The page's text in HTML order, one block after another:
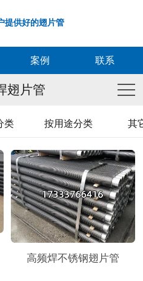
提供好的翅片管
案例 联系
翅片管
类 按用途分类 其
高频焊不锈钢翅片管